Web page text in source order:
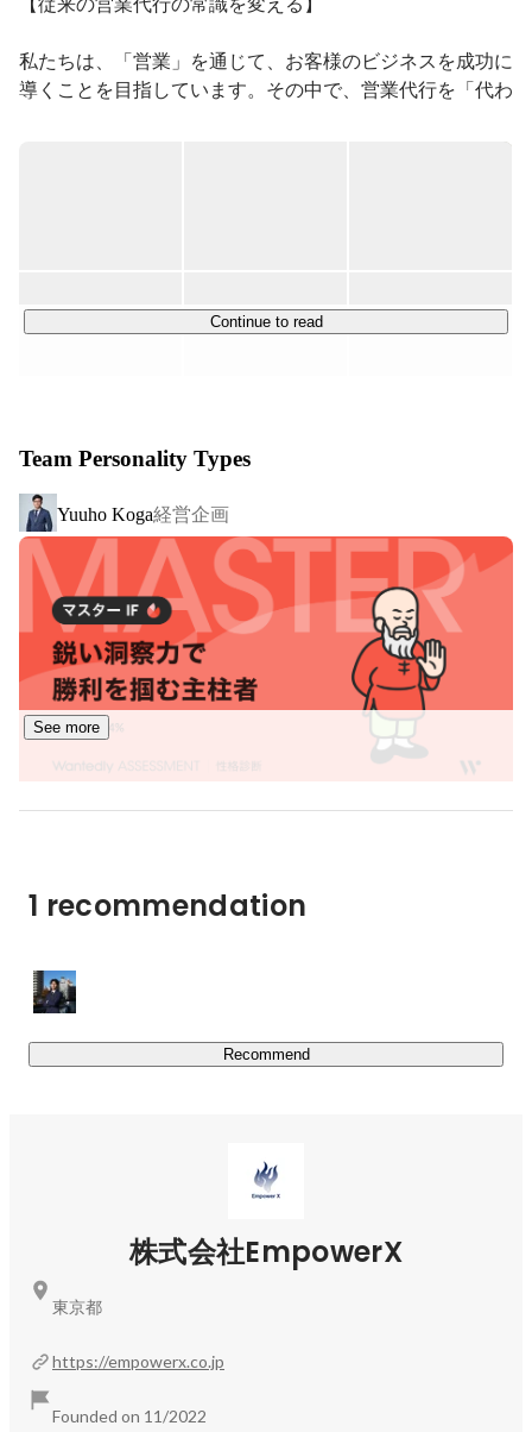
私たちは、「営業」を通じて、お客様のビジネスを成功に
導くことを目指しています。その中で、営業代行を「代わ
アントの製品・プロダクトを「代表して営業する」そんな
援)
SaaS・IT企業のご支援で経験を積んだメンバーが、営業領
域のご支援を中心に事業展開しております。特に、「イン
サイドセールス支援」に注力しており、商談数だけでな
く、「有効商談数」を追うことを重要視しております。常
に受注を見据えたヒアリング、コミュニケーション行い、
有効商談を追うことが同業他社との一番の違いです。この
姿勢を好評いただき、LayerX,SmartHR,ログラスといった
有名SaaS企業をはじめ、各社から継続的に発注を頂いてい
ます。
▪️営業研修
ネージャーをアサインして、具体的な成果に繋がるスキル
と知識の向上を目指します。私たちは、クライアントのニ
とにより、営業力の強化はもちろん、チーム全体のモチベ
ーション向上にも寄与します。
▪️SFA/MA導入活用支援
ト」となって、個社に合わせた丁寧な支援を心がけており
Continue to read
Team Personality Types
Yuuho Koga経営企画
See more
1 recommendation
Recommend
株式会社EmpowerX
https://empowerx.co.jp
Founded on 11/2022
東京都